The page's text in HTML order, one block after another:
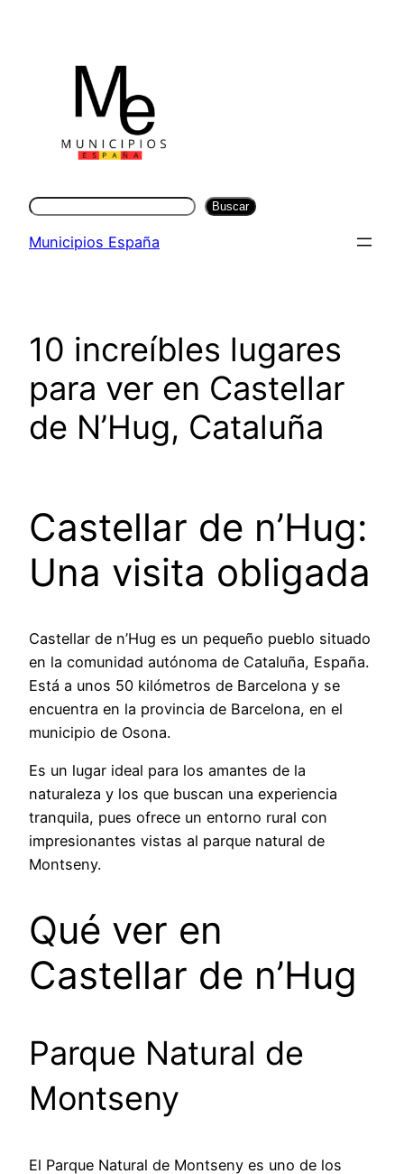
contenido
Buscar Buscar
Municipios España
10 increíbles lugares
para ver en Castellar
de N’Hug, Cataluña
Castellar de n’Hug:
Una visita obligada
Castellar de n’Hug es un pequeño pueblo situado
en la comunidad autónoma de Cataluña, España.
Está a unos 50 kilómetros de Barcelona y se
encuentra en la provincia de Barcelona, en el
municipio de Osona.
Es un lugar ideal para los amantes de la
naturaleza y los que buscan una experiencia
tranquila, pues ofrece un entorno rural con
impresionantes vistas al parque natural de
Montseny.
Qué ver en
Castellar de n’Hug
Parque Natural de
Montseny
El Parque Natural de Montseny es uno de los